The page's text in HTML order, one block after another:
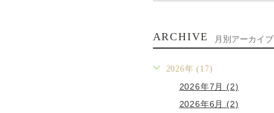
ARCHIVE 月別アーカイブ
2026年 (17)
2026年7月 (2)
2026年6月 (2)